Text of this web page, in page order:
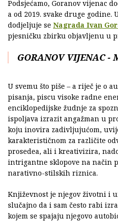
Podsjećamo, Goranov vijenac
a od 2019. svake druge godine.
dodjeljuje se Nagrada Ivan
pjesničku zbirku objavljenu u
GORANOV VIJENAC
U svemu što piše – a riječ je o
pisanja, piscu visoke radne
enciklopedijske žudnje za
ispoljava izrazit angažman u
koju inovira zadivljujućom,
karakterističnom za različite
prosedea, ali i kreativizira,
intrigantne sklopove na način
narativno-stilskih riznica.
Književnost je njegov životni i
slučajno da i sam često rabi
kojem se spajaju njegovo